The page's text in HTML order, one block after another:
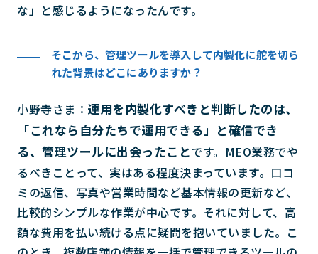
な」と感じるようになったんです。
そこから、管理ツールを導入して内製化に舵を切ら
れた背景はどこにありますか？
小野寺さま： 運用を内製化すべきと判断したのは、
「これなら自分たちで運用できる」と確信でき
る、管理ツールに出会ったことです。MEO業務でや
るべきことって、実はある程度決まっています。口コ
ミの返信、写真や営業時間など基本情報の更新など、
比較的シンプルな作業が中心です。それに対して、高
額な費用を払い続ける点に疑問を抱いていました。こ